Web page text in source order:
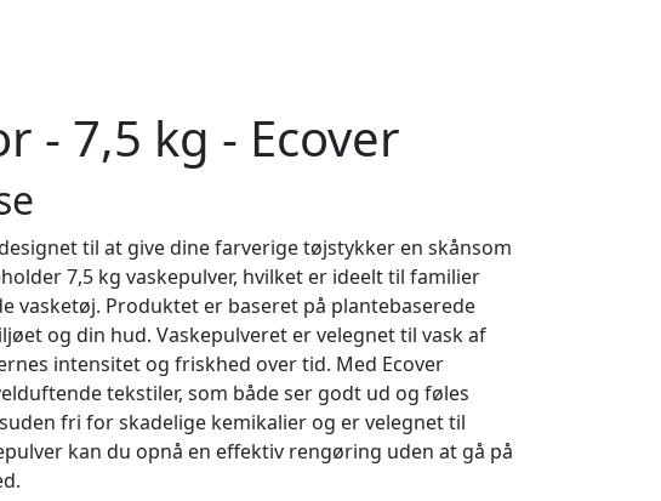
- 7,5 kg - Ecover
til at give dine farverige tøjstykker en skånsom
7,5 kg vaskepulver, hvilket er ideelt til familier
vasketøj. Produktet er baseret på plantebaserede
og din hud. Vaskepulveret er velegnet til vask af
intensitet og friskhed over tid. Med Ecover
tekstiler, som både ser godt ud og føles
fri for skadelige kemikalier og er velegnet til
kan du opnå en effektiv rengøring uden at gå på